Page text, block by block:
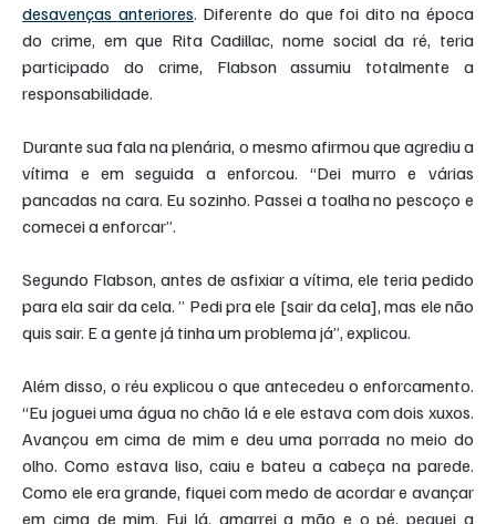
desavenças anteriores. Diferente do que foi dito na época
do crime, em que Rita Cadillac, nome social da ré, teria
participado do crime, Flabson assumiu totalmente a
responsabilidade.
Durante sua fala na plenária, o mesmo afirmou que agrediu a
vítima e em seguida a enforcou. “Dei murro e várias
pancadas na cara. Eu sozinho. Passei a toalha no pescoço e
comecei a enforcar”.
Segundo Flabson, antes de asfixiar a vítima, ele teria pedido
para ela sair da cela. ” Pedi pra ele [sair da cela], mas ele não
quis sair. E a gente já tinha um problema já”, explicou.
Além disso, o réu explicou o que antecedeu o enforcamento.
“Eu joguei uma água no chão lá e ele estava com dois xuxos.
Avançou em cima de mim e deu uma porrada no meio do
olho. Como estava liso, caiu e bateu a cabeça na parede.
Como ele era grande, fiquei com medo de acordar e avançar
em cima de mim. Fui lá, amarrei a mão e o pé, peguei a